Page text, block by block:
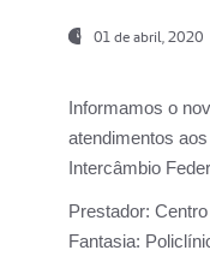
01 de abril, 2020
Informamos o
atendimentos
Intercâmbio
Prestador:
Fantasia: